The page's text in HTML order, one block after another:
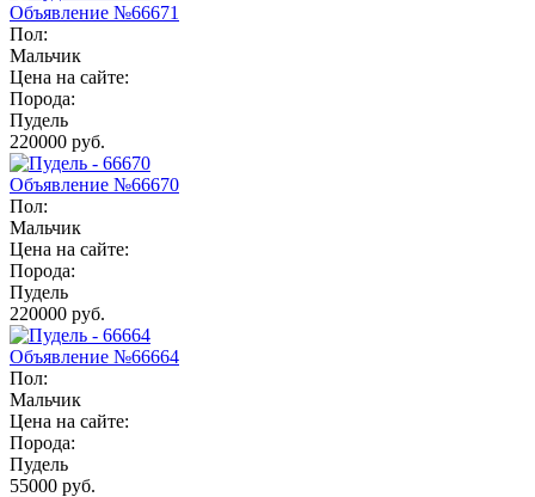
Объявление №66671
Пол:
Мальчик
Цена на сайте:
Порода:
Пудель
220000 руб.
Объявление №66670
Пол:
Мальчик
Цена на сайте:
Порода:
Пудель
220000 руб.
Объявление №66664
Пол:
Мальчик
Цена на сайте:
Порода:
Пудель
55000 руб.